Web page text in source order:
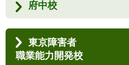
府中校
東京障害者
職業能力開発校